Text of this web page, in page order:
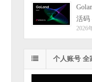
活码
2026
个人账号 全